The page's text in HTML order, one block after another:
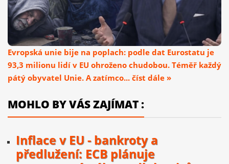
Evropská unie bije na poplach: podle dat Eurostatu je
93,3 milionu lidí v EU ohroženo chudobou. Téměř každý
pátý obyvatel Unie. A zatímco... číst dále »
MOHLO BY VÁS ZAJÍMAT :
Inflace v EU - bankroty a
předlužení: ECB plánuje